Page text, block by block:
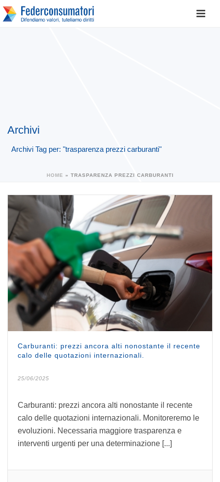
Archivi
Archivi Tag per: "trasparenza prezzi carburanti"
HOME » TRASPARENZA PREZZI CARBURANTI
Carburanti: prezzi ancora alti nonostante il recente
calo delle quotazioni internazionali.
25/06/2025
Carburanti: prezzi ancora alti nonostante il recente
calo delle quotazioni internazionali. Monitoreremo le
evoluzioni. Necessaria maggiore trasparenza e
interventi urgenti per una determinazione [...]